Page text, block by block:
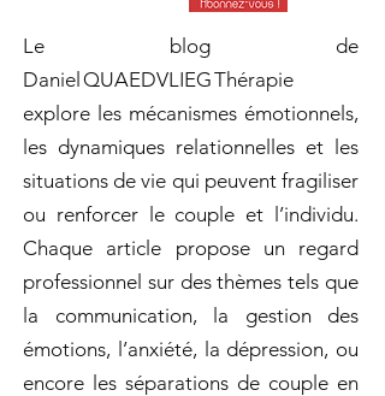
Le blog de
Daniel QUAEDVLIEG Thérapie
explore les mécanismes émotionnels,
les dynamiques relationnelles et les
situations de vie qui peuvent fragiliser
ou renforcer le couple et l’individu.
Chaque article propose un regard
professionnel sur des thèmes tels que
la communication, la gestion des
émotions, l’anxiété, la dépression, ou
encore les séparations de couple en